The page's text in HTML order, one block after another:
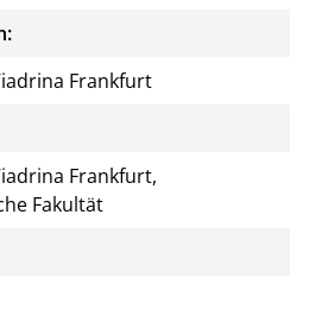
Frankfurt
Frankfurt,
Fakultät